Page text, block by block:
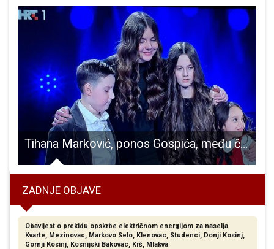
Tihana Marković, ponos Gospića, među četiri najbolja mlada pjevačka glasa u Hrvatskoj!!
ZADNJE OBJAVE
Obavijest o prekidu opskrbe električnom energijom za naselja
Kvarte, Mezinovac, Markovo Selo, Klenovac, Studenci, Donji Kosinj,
Gornji Kosinj, Kosnijski Bakovac, Krš, Mlakva